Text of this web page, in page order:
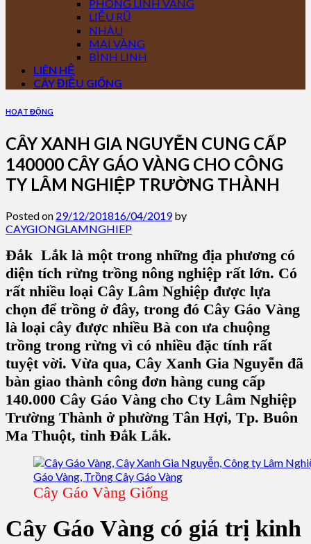
PHONG LINH VÀNG
LIỄU RŨ
NHÀU
MAI VÀNG
BÌNH LINH
LIÊN HỆ
CÂY ĐIỀU GIỐNG
HOẠT ĐỘNG
CÂY XANH GIA NGUYỄN CUNG CẤP
140000 CÂY GÁO VÀNG CHO CÔNG
TY LÂM NGHIỆP TRƯỜNG THÀNH
Posted on 29/12/201816/04/2019by
CAYGIONGLAMNGHIEP
Đắk Lắk là một trong những địa phương có
diện tích rừng trồng nông nghiệp rất lớn. Có
rất nhiều loại Cây Lâm Nghiệp được lựa
chọn để trồng ở đây, trong đó Cây Gáo Vàng
là loại cây được nhiều Bà con ưa chuộng
trồng trong rừng vì có nhiều đặc tính rất
tuyệt vời. Vừa qua, Cây Xanh Gia Nguyễn đã
bàn giao thành công đơn hàng cung cấp
140.000 Cây Gáo Vàng cho Cty Lâm Nghiệp
Trường Thành ở phường Tân Hợi, Tp. Buôn
Ma Thuột, tỉnh Đắk Lắk.
Cây Gáo Vàng Giống
Cây Gáo Vàng có giá trị kinh